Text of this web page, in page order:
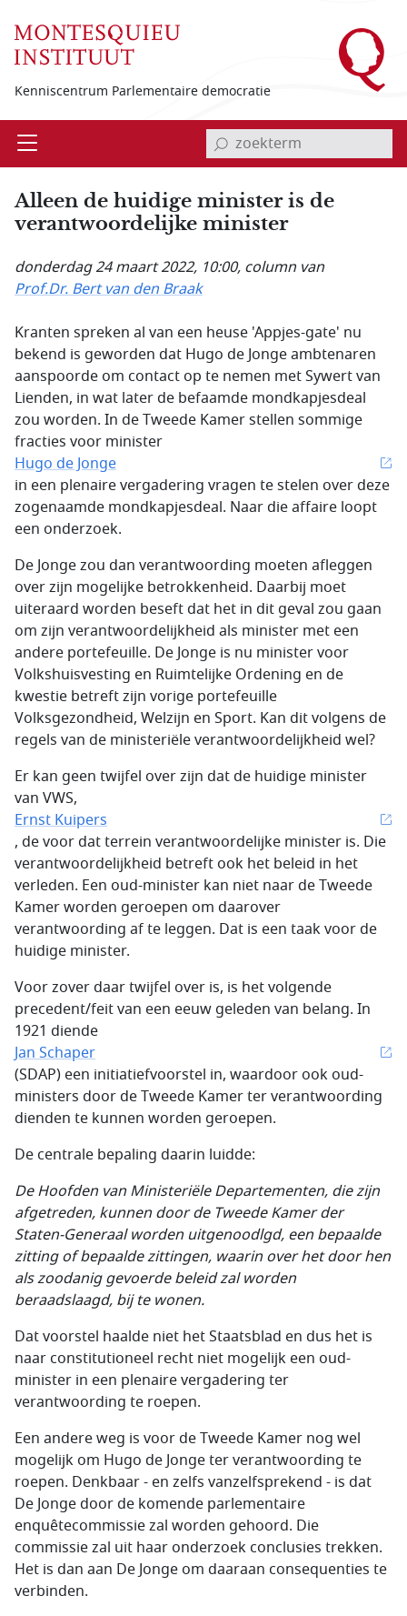
Kenniscentrum Parlementaire democratie
Open invoerveld zoekterm
Alleen de huidige minister is de
verantwoordelijke minister
donderdag 24 maart 2022, 10:00, column van
Prof.Dr. Bert van den Braak
Kranten spreken al van een heuse 'Appjes-gate' nu
bekend is geworden dat Hugo de Jonge ambtenaren
aanspoorde om contact op te nemen met Sywert van
Lienden, in wat later de befaamde mondkapjesdeal
zou worden. In de Tweede Kamer stellen sommige
fracties voor minister
Hugo de Jonge
in een plenaire vergadering vragen te stelen over deze
zogenaamde mondkapjesdeal. Naar die affaire loopt
een onderzoek.
De Jonge zou dan verantwoording moeten afleggen
over zijn mogelijke betrokkenheid. Daarbij moet
uiteraard worden beseft dat het in dit geval zou gaan
om zijn verantwoordelijkheid als minister met een
andere portefeuille. De Jonge is nu minister voor
Volkshuisvesting en Ruimtelijke Ordening en de
kwestie betreft zijn vorige portefeuille
Volksgezondheid, Welzijn en Sport. Kan dit volgens de
regels van de ministeriële verantwoordelijkheid wel?
Er kan geen twijfel over zijn dat de huidige minister
van VWS,
Ernst Kuipers
, de voor dat terrein verantwoordelijke minister is. Die
verantwoordelijkheid betreft ook het beleid in het
verleden. Een oud-minister kan niet naar de Tweede
Kamer worden geroepen om daarover
verantwoording af te leggen. Dat is een taak voor de
huidige minister.
Voor zover daar twijfel over is, is het volgende
precedent/feit van een eeuw geleden van belang. In
1921 diende
Jan Schaper
(SDAP) een initiatiefvoorstel in, waardoor ook oud-
ministers door de Tweede Kamer ter verantwoording
dienden te kunnen worden geroepen.
De centrale bepaling daarin luidde:
De Hoofden van Ministeriële Departementen, die zijn
afgetreden, kunnen door de Tweede Kamer der
Staten-Generaal worden uitgenoodlgd, een bepaalde
zitting of bepaalde zittingen, waarin over het door hen
als zoodanig gevoerde beleid zal worden
beraadslaagd, bij te wonen.
Dat voorstel haalde niet het Staatsblad en dus het is
naar constitutioneel recht niet mogelijk een oud-
minister in een plenaire vergadering ter
verantwoording te roepen.
Een andere weg is voor de Tweede Kamer nog wel
mogelijk om Hugo de Jonge ter verantwoording te
roepen. Denkbaar - en zelfs vanzelfsprekend - is dat
De Jonge door de komende parlementaire
enquêtecommissie zal worden gehoord. Die
commissie zal uit haar onderzoek conclusies trekken.
Het is dan aan De Jonge om daaraan consequenties te
verbinden.